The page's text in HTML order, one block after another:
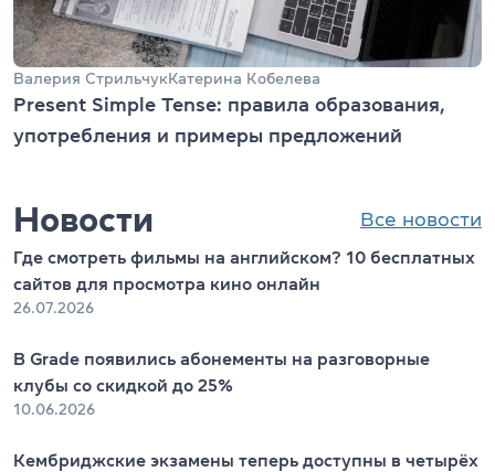
Валерия Стрильчук Катерина Кобелева
Present Simple Tense: правила образования,
употребления и примеры предложений
Новости Все новости
Где смотреть фильмы на английском? 10 бесплатных
сайтов для просмотра кино онлайн
26.07.2026
В Grade появились абонементы на разговорные
клубы со скидкой до 25%
10.06.2026
Кембриджские экзамены теперь доступны в четырёх